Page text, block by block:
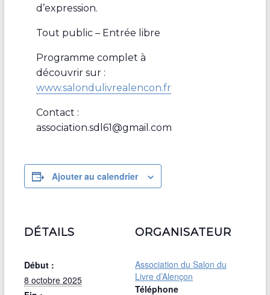
d’expression.
Tout public – Entrée libre
Programme complet à
découvrir sur :
www.salondulivrealencon.fr
Contact :
association.sdl61@gmail.com
Ajouter au calendrier
DÉTAILS
Début :
8 octobre 2025
ORGANISATEUR
Association du Salon du
Livre d’Alençon
Téléphone